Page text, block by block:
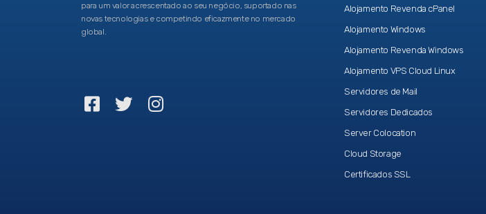
para um valor acrescentado ao seu negócio, suportado nas
novas tecnologias e competindo eficazmente no mercado
global.
Alojamento Revenda cPanel
Alojamento Windows
Alojamento Revenda Windows
Alojamento VPS Cloud Linux
Servidores de Mail
Servidores Dedicados
Server Colocation
Cloud Storage
Certificados SSL